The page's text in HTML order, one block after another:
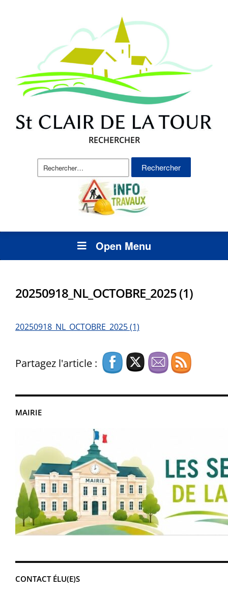
RECHERCHER
Rechercher :
Open Menu
MAIRIE
CONTACT ÉLU(E)S
20250918_NL_OCTOBRE_2025 (1)
20250918_NL_OCTOBRE_2025 (1)
Partagez l'article :